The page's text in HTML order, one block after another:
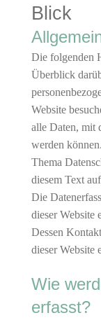
Blick
Die folgenden
Überblick
Website
alle Daten, mit
werden
Thema
diesem Text
Die
dieser Website
Dessen
dieser Website
Wie
erfasst?